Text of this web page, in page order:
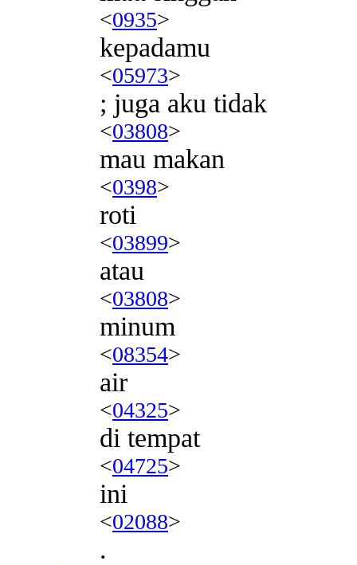
<0935>
kepadamu
<05973>
; juga aku tidak
<03808>
mau makan
<0398>
roti
<03899>
atau
<03808>
minum
<08354>
air
<04325>
di tempat
<04725>
ini
<02088>
.